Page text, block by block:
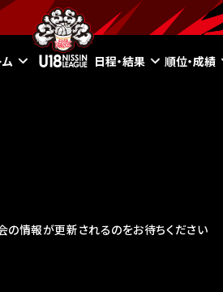
日程・結果 順位・成績
の情報が更新されるのをお待ちください